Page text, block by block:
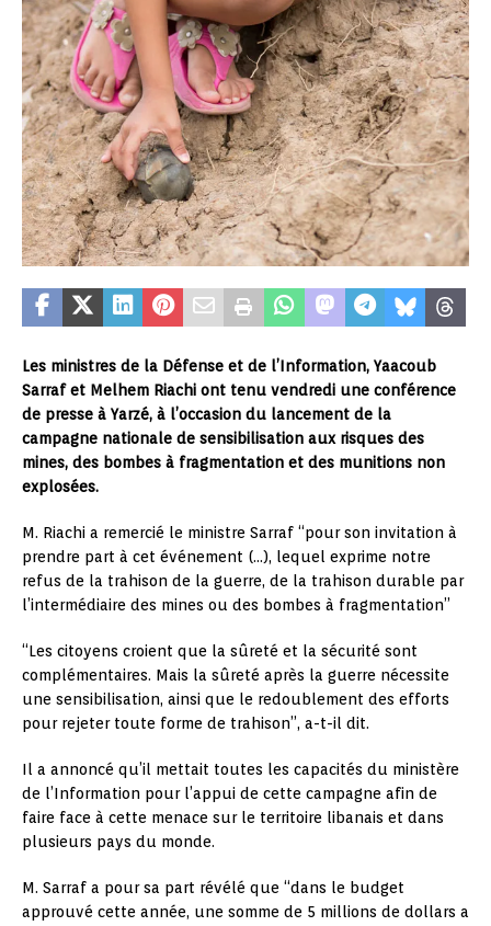
Les ministres de la Défense et de l’Information, Yaacoub
Sarraf et Melhem Riachi ont tenu vendredi une conférence
de presse à Yarzé, à l’occasion du lancement de la
campagne nationale de sensibilisation aux risques des
mines, des bombes à fragmentation et des munitions non
explosées.
M. Riachi a remercié le ministre Sarraf “pour son invitation à
prendre part à cet événement (…), lequel exprime notre
refus de la trahison de la guerre, de la trahison durable par
l’intermédiaire des mines ou des bombes à fragmentation”
“Les citoyens croient que la sûreté et la sécurité sont
complémentaires. Mais la sûreté après la guerre nécessite
une sensibilisation, ainsi que le redoublement des efforts
pour rejeter toute forme de trahison”, a-t-il dit.
Il a annoncé qu’il mettait toutes les capacités du ministère
de l’Information pour l’appui de cette campagne afin de
faire face à cette menace sur le territoire libanais et dans
plusieurs pays du monde.
M. Sarraf a pour sa part révélé que “dans le budget
approuvé cette année, une somme de 5 millions de dollars a